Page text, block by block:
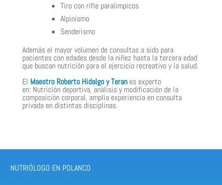
Tiro con rifle paralimpicos
Alpinismo
Senderismo
Además el mayor volumen de consultas a sido para
pacientes con edades desde la niñez hasta la tercera edad
que buscan nutrición para el ejercicio recreativo y la salud.
El Maestro Roberto Hidalgo y Teranes experto
en: Nutrición deportiva, análisis y modificación de la
composición corporal, amplia experiencia en consulta
privada en distintas disciplinas.
NUTRIÓLOGO EN POLANCO